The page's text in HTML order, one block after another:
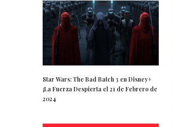
Star Wars: The Bad Batch 3 en Disney+
¡La Fuerza Despierta el 21 de Febrero de
2024